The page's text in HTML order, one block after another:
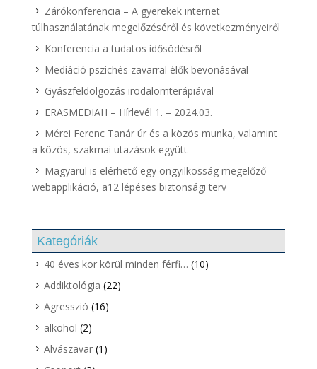
Zárókonferencia – A gyerekek internet
túlhasználatának megelőzéséről és következményeiről
Konferencia a tudatos idősödésről
Mediáció pszichés zavarral élők bevonásával
Gyászfeldolgozás irodalomterápiával
ERASMEDIAH – Hírlevél 1. – 2024.03.
Mérei Ferenc Tanár úr és a közös munka, valamint
a közös, szakmai utazások együtt
Magyarul is elérhető egy öngyilkosság megelőző
webapplikáció, a12 lépéses biztonsági terv
Kategóriák
40 éves kor körül minden férfi… (10)
Addiktológia (22)
Agresszió (16)
alkohol (2)
Alvászavar(1)